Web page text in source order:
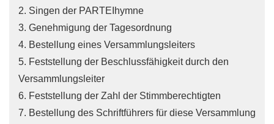
2. Singen der PARTEIhymne
3. Genehmigung der Tagesordnung
4. Bestellung eines Versammlungsleiters
5. Feststellung der Beschlussfähigkeit durch den
Versammlungsleiter
6. Feststellung der Zahl der Stimmberechtigten
7. Bestellung des Schriftführers für diese Versammlung